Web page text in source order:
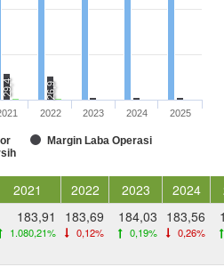
29,4 26,9
Margin Laba Operasi
2022 2023 2024 2025
2021 2022 2023 2024
183,91
1.080,21%
183,69
0,12%
184,03
0,19%
183,56
0,26%